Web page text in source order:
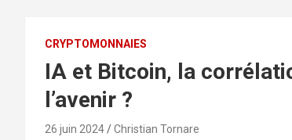
CRYPTOMONNAIES
IA et Bitcoin, la
l’avenir ?
26 juin 2024 Christian Tornare